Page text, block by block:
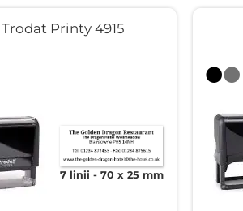
Trodat Printy 4915
7 linii 70 x 25 mm